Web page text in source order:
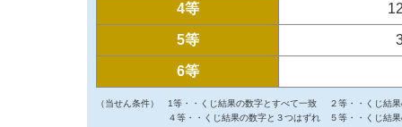
4等
5等
6等
（当せん条件） 1等・・くじ結果の数字とすべて一致
２等・・くじ結
４等・・くじ結果の数字と３つはずれ
５等・・くじ結